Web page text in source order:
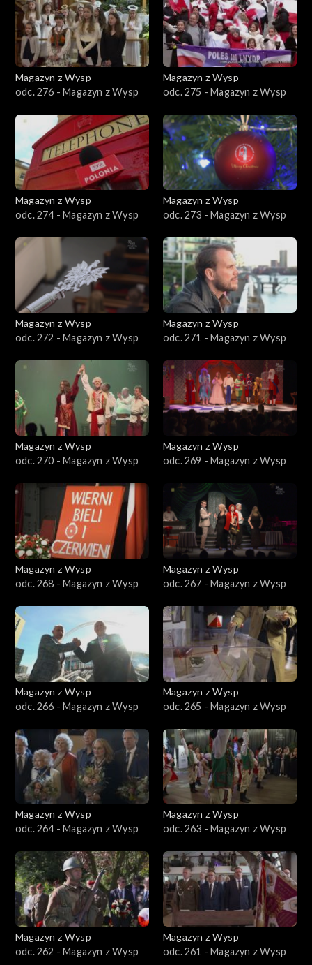
Magazyn z Wysp
odc. 276 - Magazyn z Wysp
Magazyn z Wysp
odc. 275 - Magazyn z Wysp
Magazyn z Wysp
odc. 274 - Magazyn z Wysp
Magazyn z Wysp
odc. 273 - Magazyn z Wysp
Magazyn z Wysp
odc. 272 - Magazyn z Wysp
Magazyn z Wysp
odc. 271 - Magazyn z Wysp
Magazyn z Wysp
odc. 270 - Magazyn z Wysp
Magazyn z Wysp
odc. 269 - Magazyn z Wysp
Magazyn z Wysp
odc. 268 - Magazyn z Wysp
Magazyn z Wysp
odc. 267 - Magazyn z Wysp
Magazyn z Wysp
odc. 266 - Magazyn z Wysp
Magazyn z Wysp
odc. 265 - Magazyn z Wysp
Magazyn z Wysp
odc. 264 - Magazyn z Wysp
Magazyn z Wysp
odc. 263 - Magazyn z Wysp
Magazyn z Wysp
odc. 262 - Magazyn z Wysp
Magazyn z Wysp
odc. 261 - Magazyn z Wysp